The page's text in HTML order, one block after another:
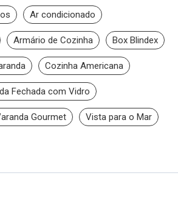
Ar condicionado
Armário de Cozinha Box Blindex
Cozinha Americana
Fechada com Vidro
Gourmet Vista para o Mar